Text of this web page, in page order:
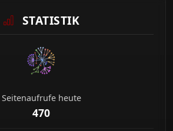
STATISTIK
Seitenaufrufe heute
470